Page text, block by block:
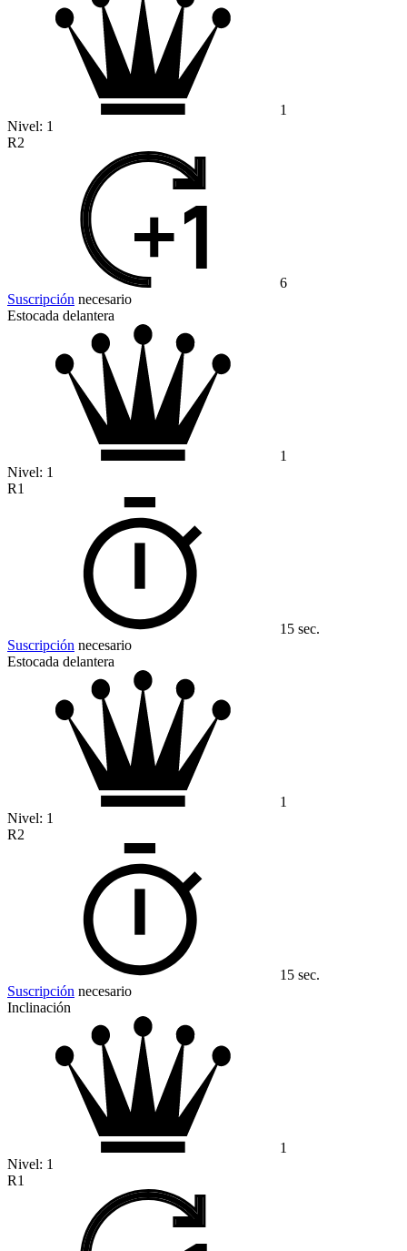
1
Nivel: 1
R2
6
Suscripción necesario
Estocada delantera
1
Nivel: 1
R1
15 sec.
Suscripción necesario
Estocada delantera
1
Nivel: 1
R2
15 sec.
Suscripción necesario
Inclinación
1
Nivel: 1
R1